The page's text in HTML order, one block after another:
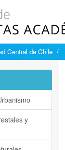
Central de Chile
y